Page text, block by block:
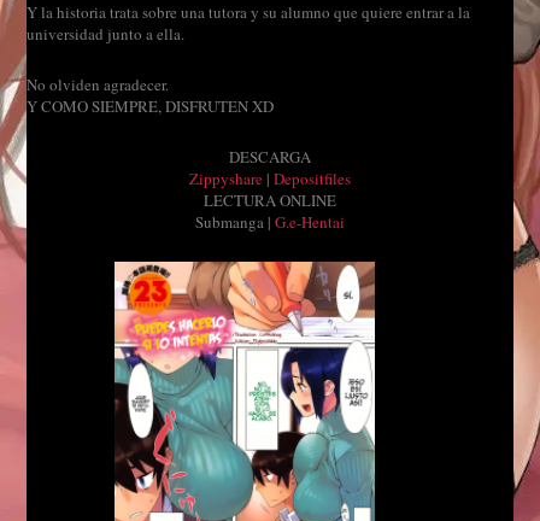
Y la historia trata sobre una tutora y su alumno que quiere entrar a la
universidad junto a ella.
No olviden agradecer.
Y COMO SIEMPRE, DISFRUTEN XD
DESCARGA
Zippyshare | Depositfiles
LECTURA ONLINE
Submanga | G.e-Hentai